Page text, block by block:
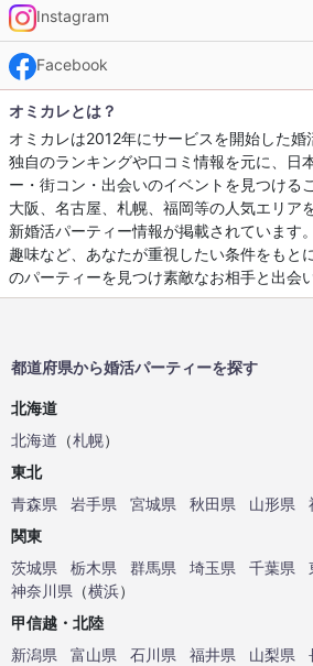
Instagram
Facebook
オミカレとは？
オミカレは2012年にサービスを開始した婚
独自のランキングや口コミ情報を元に、日
ー・街コン・出会いのイベントを見つける
大阪、名古屋、札幌、福岡等の人気エリア
新婚活パーティー情報が掲載されています
趣味など、あなたが重視したい条件をもと
のパーティーを見つけ素敵なお相手と出会
都道府県から婚活パーティーを探す
北海道
北海道 （札幌）
東北
青森県
岩手県 宮城県 秋田県 山形県
関東
茨城県
栃木県 群馬県 埼玉県 千葉県
神奈川県 （横浜）
甲信越・北陸
新潟県
富山県 石川県 福井県 山梨県